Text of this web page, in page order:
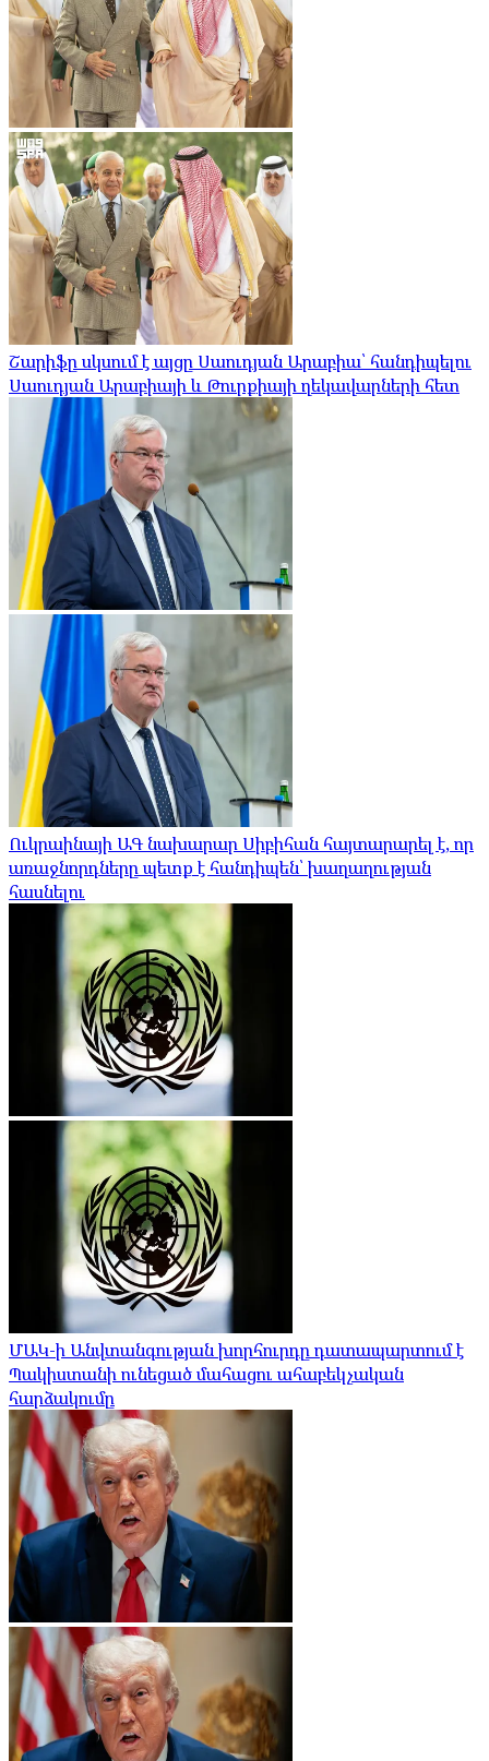
Շարիֆը սկսում է այցը Սաուդյան Արաբիա՝ հանդիպելու
Սաուդյան Արաբիայի և Թուրքիայի ղեկավարների հետ
Ուկրաինայի ԱԳ նախարար Սիբիհան հայտարարել է, որ
առաջնորդները պետք է հանդիպեն՝ խաղաղության
հասնելու
ՄԱԿ-ի Անվտանգության խորհուրդը դատապարտում է
Պակիստանի ունեցած մահացու ահաբեկչական
հարձակումը